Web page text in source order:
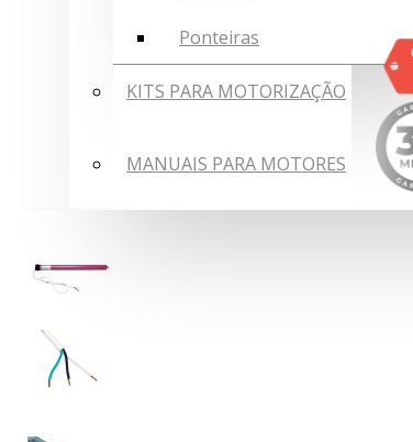
Ponteiras
KITS PARA MOTORIZAÇÃO
MANUAIS PARA MOTORES